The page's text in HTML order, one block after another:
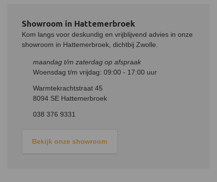
Showroom in Hattemerbroek
Kom langs voor deskundig en vrijblijvend advies in onze
showroom in Hattemerbroek, dichtbij Zwolle.
maandag t/m zaterdag op afspraak
Woensdag t/m vrijdag: 09:00 - 17:00 uur
Warmtekrachtstraat 45
8094 SE Hattemerbroek
038 376 9331
Bekijk onze showroom